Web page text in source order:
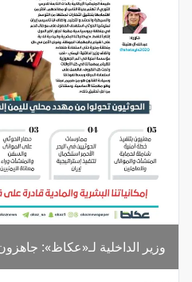
وزير الداخلية لـ«عكاظ»: